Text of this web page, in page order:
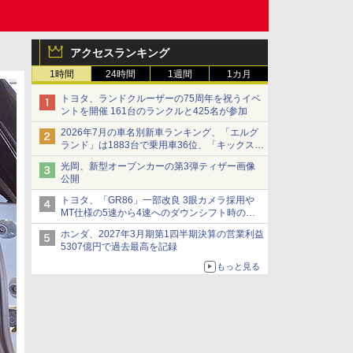
アクセスランキング
1時間 24時間 1週間 1カ月
トヨタ、ランドクルーザーの75周年を祝うイベ
ントを開催 161台のランクルと425名が参加
2026年7月の車名別新車ランキング、「エルグ
ランド」は1883台で乗用車36位、「キックス」
は2591台で27位に
光岡、新型オープンカーの第3弾ティザー画像
公開
トヨタ、「GR86」一部改良 3眼カメラ採用や
MT仕様の5速から4速へのダウンシフト時の操
作性向上など
ホンダ、2027年3月期第1四半期決算の営業利益
5307億円で過去最高を記録
もっと見る